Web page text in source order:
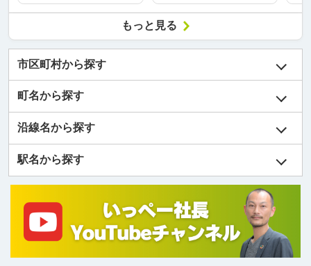
もっと見る
市区町村から探す
町名から探す
沿線名から探す
駅名から探す